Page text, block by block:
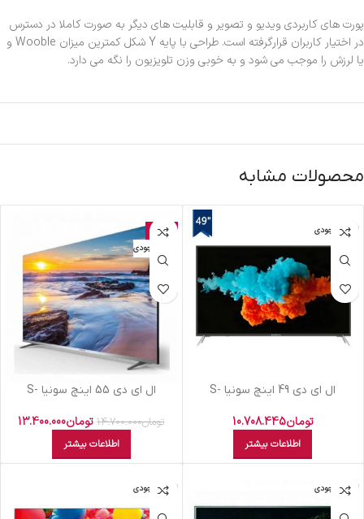
پورت های کاربردی ویدیو و تصویر و قابلیت های دیگر به صورت کاملا در دسترس
در اختیار کاربران قرارگرفته است. طراحی با پایه Y شکل کمترین میزان Wooble و
یا لرزش را موجب می شود و به خوبی وزن تلویزیون را نگه می دارد.
محصولات مشابه
اتمام موجودی
ال اي دي 49 اينچ سونيا S-
تومان10.708.445
اطلاعات بیشتر
حراج
اتمام موجودی
ال اي دي 55 اينچ سونيا S-
تومان14.700.000 تومان13.400.000
اطلاعات بیشتر
اتمام موجودی اتمام موجودی